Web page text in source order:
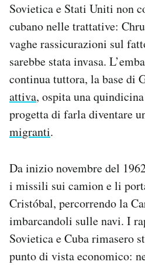
Sovietica e Stati Uniti non
cubano nelle trattative:
vaghe rassicurazioni sul
sarebbe stata invasa.
continua tuttora, la base di
attiva, ospita una
progetta di farla diventare
migranti.
Da inizio novembre del
i missili sui camion e li
Cristóbal, percorrendo la
imbarcandoli sulle navi. I
Sovietica e Cuba rimasero
punto di vista economico: